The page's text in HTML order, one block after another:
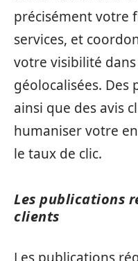
précisément votre
services, et
votre visibilité
géolocalisées.
ainsi que des avis
humaniser votre
le taux de clic.
Les publications
clients
Les publications